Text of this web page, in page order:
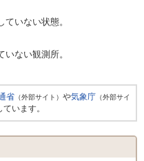
ていない状態。
ない観測所。
省 （外部サイト） や気象庁 （外部サイ
います。